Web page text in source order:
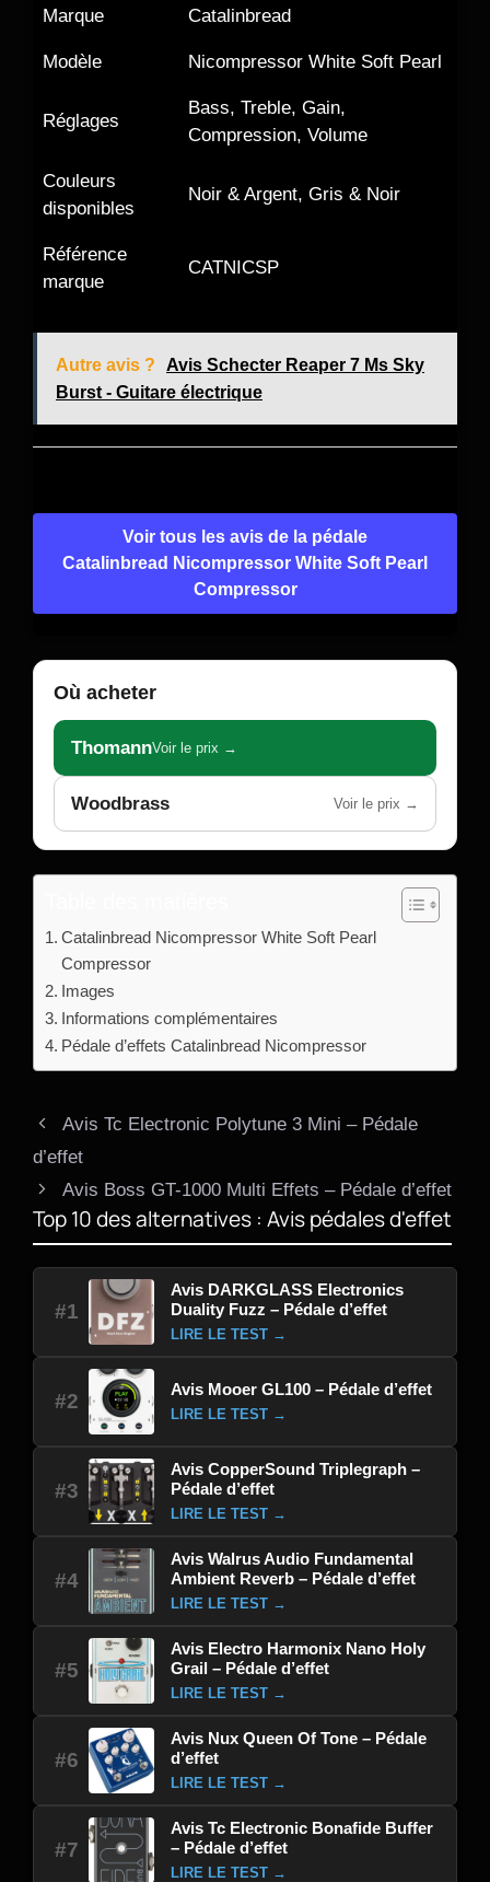
Marque Catalinbread
Modèle Nicompressor White Soft Pearl
Réglages
Bass, Treble, Gain,
Compression, Volume
Couleurs
disponibles
Noir & Argent, Gris & Noir
Référence
marque
CATNICSP
Autre avis ?
Avis Schecter Reaper 7 Ms Sky
Burst - Guitare électrique
Voir tous les avis de la pédale
Catalinbread Nicompressor White Soft Pearl
Compressor
Où acheter
ThomannVoir le prix →
Woodbrass Voir le prix →
Catalinbread Nicompressor White Soft Pearl
Compressor
Images
Informations complémentaires
Pédale d’effets Catalinbread Nicompressor
Avis Tc Electronic Polytune 3 Mini – Pédale
d’effet
Avis Boss GT-1000 Multi Effets – Pédale d’effet
Top 10 des alternatives : Avis pédales d'effet
#1
Avis DARKGLASS Electronics
Duality Fuzz – Pédale d’effet
LIRE LE TEST →
#2
Avis Mooer GL100 – Pédale d’effet
LIRE LE TEST →
#3
Avis CopperSound Triplegraph –
Pédale d’effet
LIRE LE TEST →
#4
Avis Walrus Audio Fundamental
Ambient Reverb – Pédale d’effet
LIRE LE TEST →
#5
Avis Electro Harmonix Nano Holy
Grail – Pédale d’effet
LIRE LE TEST →
#6
Avis Nux Queen Of Tone – Pédale
d’effet
LIRE LE TEST →
#7
Avis Tc Electronic Bonafide Buffer
– Pédale d’effet
LIRE LE TEST →